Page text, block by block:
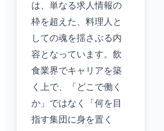
は、単なる求人情報の
枠を超えた、料理人と
しての魂を揺さぶる内
容となっています。飲
食業界でキャリアを築
く上で、「どこで働く
か」ではなく「何を目
指す集団に身を置く